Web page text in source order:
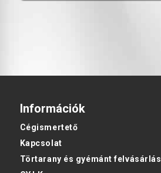
Információk
Cégismertető
Kapcsolat
Törtarany és gyémánt felvásárlás